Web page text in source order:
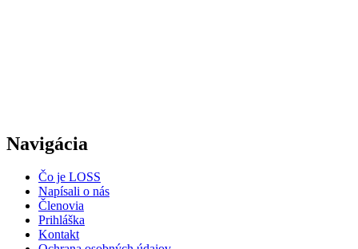
Navigácia
Čo je LOSS
Napísali o nás
Členovia
Prihláška
Kontakt